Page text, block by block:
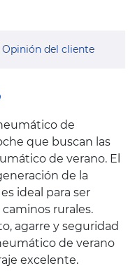
Opinión del cliente
de
que buscan las
de verano. El
de la
ideal para ser
rurales.
agarre y seguridad
de verano
excelente.